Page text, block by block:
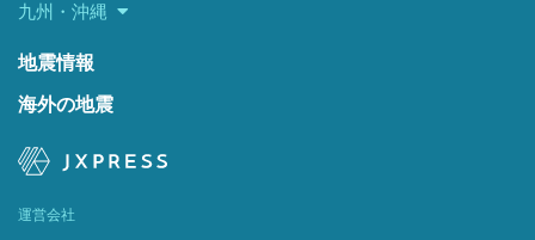
九州・沖縄
地震情報
海外の地震
運営会社